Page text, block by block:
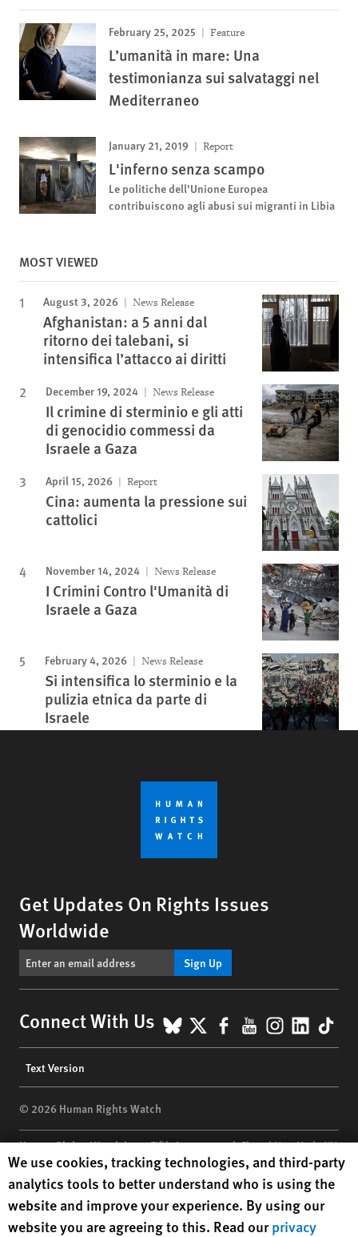
February 25, 2025 Feature
L’umanità in mare: Una
testimonianza sui salvataggi nel
Mediterraneo
January 21, 2019 Report
L'inferno senza scampo
Le politiche dell'Unione Europea
contribuiscono agli abusi sui migranti in Libia
MOST VIEWED
August 3, 2026 News Release
Afghanistan: a 5 anni dal
ritorno dei talebani, si
intensifica l’attacco ai diritti
December 19, 2024 News Release
Il crimine di sterminio e gli atti
di genocidio commessi da
Israele a Gaza
April 15, 2026 Report
Cina: aumenta la pressione sui
cattolici
November 14, 2024 News Release
I Crimini Contro l'Umanità di
Israele a Gaza
February 4, 2026 News Release
Si intensifica lo sterminio e la
pulizia etnica da parte di
Israele
Get Updates On Rights Issues
Worldwide
Sign Up
Connect With Us BlueSky
X Facebook
YouTube
menu
Text Version
© 2026 Human Rights Watch
Human Rights Watch| 350 Fifth Avenue, 34th Floor | New York,NY
10118-3299USA|t 1.212.290.4700
Human Rights Watchis a 501(C)(3) nonprofit registered in the US
under EIN: 13-2875808
Human Rights Watch cookie preferences
We use cookies, tracking technologies, and third-party
analytics tools to better understand who is using the
website and improve your experience. By using our
website you are agreeing to this. Read ourprivacy